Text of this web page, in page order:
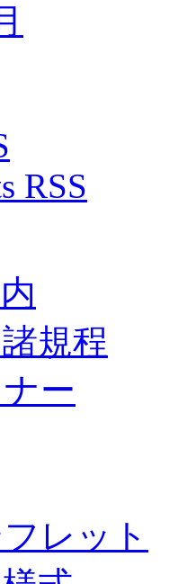
RSS
規程
ー
レット